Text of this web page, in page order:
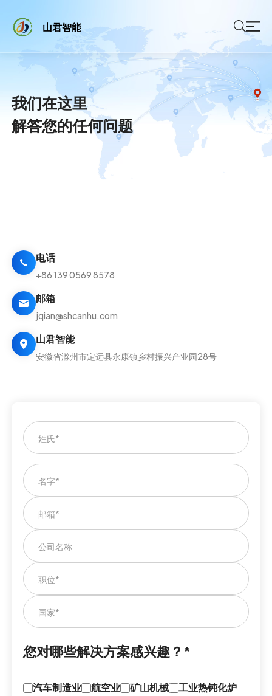
山君智能
我们在这里
解答您的任何问题
电话
+86 139 0569 8578
邮箱
jqian@shcanhu.com
山君智能
安徽省滁州市定远县永康镇乡村振兴产业园28号
您对哪些解决方案感兴趣？*
汽车制造业 航空业 矿山机械
工业热钝化炉